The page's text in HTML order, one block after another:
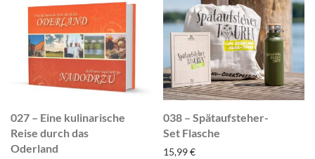
027 – Eine kulinarische
Reise durch das
Oderland
038 – Spätaufsteher-
Set Flasche
15,99€